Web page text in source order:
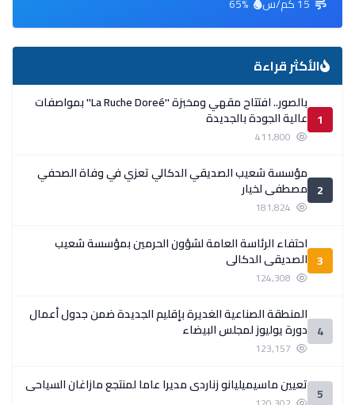
الأكثر قراءة
1
بالصور.. افتتاح مقهي ومخبزة ''La Ruche Doreé'' بمواصفات
عالية الجودة بالجديدة
2
مؤسسة شعيب الصديقي الدكالي تعزي في وفاة الصحفي
مصطفى لخيار
3
احتفاء الرئاسة العامة لشؤون الحرمين بمؤسسة شعيب
الصديقي الدكالي
4
المنطقة الصناعية الغديرة بإقليم الجديدة ضمن جدول أعمال
دورة يوليوز لمجلس البيضاء
5 تعيين ماسيميليانو زناردي مديرا عاما لمنتجع مازاغان السياحي